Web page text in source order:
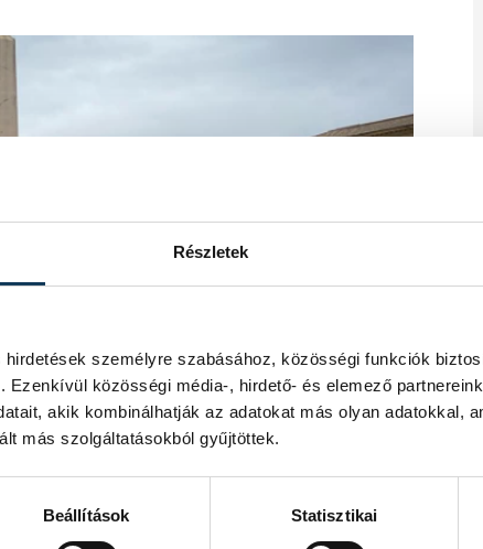
Részletek
személyre szabásához, közösségi funkciók
Ezenkívül közösségi média-, hirdető- és elemező
akik kombinálhatják az adatokat más olyan adatokkal,
más szolgáltatásokból gyűjtöttek.
Beállítások Statisztikai